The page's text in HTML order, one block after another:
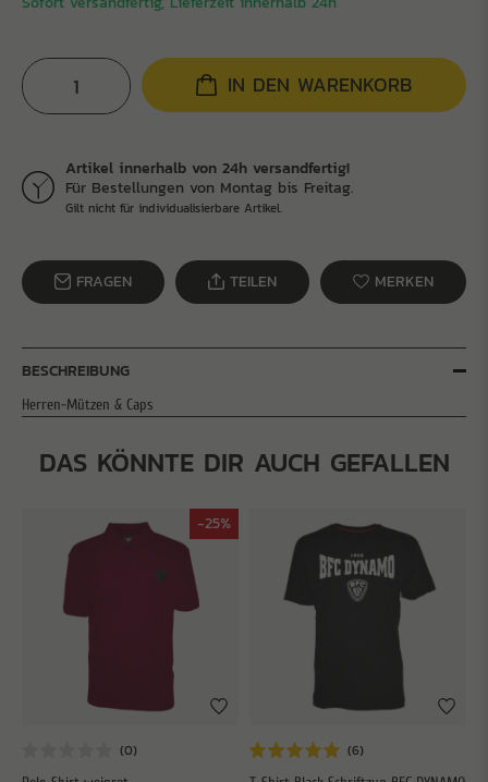
IN DEN WARENKORB
Artikel innerhalb von 24h versandfertig!
Für Bestellungen von Montag bis Freitag.
Gilt nicht für individualisierbare Artikel.
FRAGEN TEILEN MERKEN
BESCHREIBUNG
Herren-Mützen & Caps
DAS KÖNNTE DIR AUCH GEFALLEN
-25%